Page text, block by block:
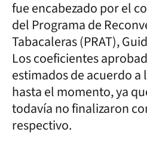
fue encabezado por el
del Programa de
Tabacaleras (PRAT),
Los coeficientes
estimados de acuerdo
hasta el momento, ya
todavía no finalizaron
respectivo.